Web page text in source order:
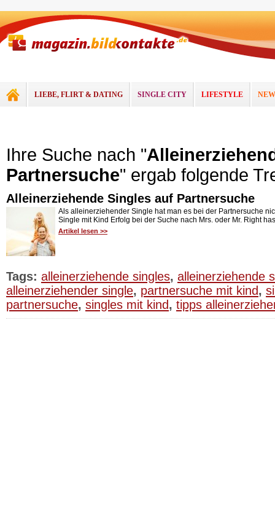
LIEBE, FLIRT & DATING SINGLE CITY LIFESTYLE
Ihre Suche nach "
Partnersuche" ergab folgende
Alleinerziehende Singles auf Partnersuche
Als alleinerziehender Single hat man es bei der Partnersuche
Single mit Kind Erfolg bei der Suche nach Mrs. oder Mr. Right
Artikel lesen >>
Tags: alleinerziehende singles, alleinerziehende
alleinerziehender single, partnersuche mit kind,
partnersuche, singles mit kind, tipps